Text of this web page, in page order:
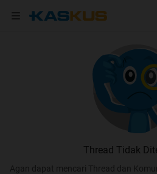
Thread Tidak
Agan dapat mencari Thread dan